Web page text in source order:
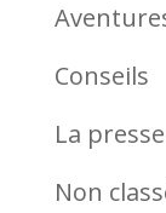
Conseils
La
Non